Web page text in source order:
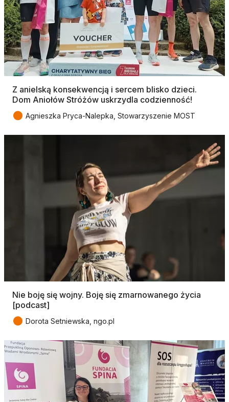
Z anielską konsekwencją i sercem blisko dzieci.
Dom Aniołów Stróżów uskrzydla codzienność!
● Agnieszka Pryca-Nalepka, Stowarzyszenie MOST
Nie boję się wojny. Boję się zmarnowanego życia
[podcast]
● Dorota Setniewska, ngo.pl